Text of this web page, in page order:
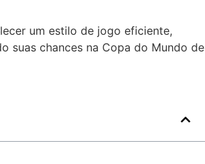
um estilo de jogo eficiente,
suas chances na Copa do Mundo de